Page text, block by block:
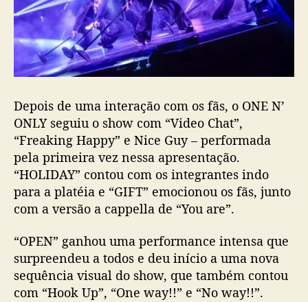
Depois de uma interação com os fãs, o ONE N’
ONLY seguiu o show com “Video Chat”,
“Freaking Happy” e Nice Guy – performada
pela primeira vez nessa apresentação.
“HOLIDAY” contou com os integrantes indo
para a platéia e “GIFT” emocionou os fãs, junto
com a versão a cappella de “You are”.
“OPEN” ganhou uma performance intensa que
surpreendeu a todos e deu início a uma nova
sequência visual do show, que também contou
com “Hook Up”, “One way!!” e “No way!!”.